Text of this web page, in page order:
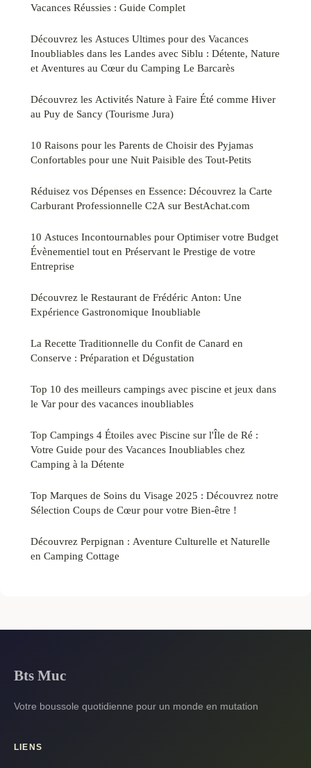
Vacances Réussies : Guide Complet
Découvrez les Astuces Ultimes pour des Vacances
Inoubliables dans les Landes avec Siblu : Détente, Nature
et Aventures au Cœur du Camping Le Barcarès
Découvrez les Activités Nature à Faire Été comme Hiver
au Puy de Sancy (Tourisme Jura)
10 Raisons pour les Parents de Choisir des Pyjamas
Confortables pour une Nuit Paisible des Tout-Petits
Réduisez vos Dépenses en Essence: Découvrez la Carte
Carburant Professionnelle C2A sur BestAchat.com
10 Astuces Incontournables pour Optimiser votre Budget
Évènementiel tout en Préservant le Prestige de votre
Entreprise
Découvrez le Restaurant de Frédéric Anton: Une
Expérience Gastronomique Inoubliable
La Recette Traditionnelle du Confit de Canard en
Conserve : Préparation et Dégustation
Top 10 des meilleurs campings avec piscine et jeux dans
le Var pour des vacances inoubliables
Top Campings 4 Étoiles avec Piscine sur l'Île de Ré :
Votre Guide pour des Vacances Inoubliables chez
Camping à la Détente
Top Marques de Soins du Visage 2025 : Découvrez notre
Sélection Coups de Cœur pour votre Bien-être !
Découvrez Perpignan : Aventure Culturelle et Naturelle
en Camping Cottage
Bts Muc
Votre boussole quotidienne pour un monde en mutation
LIENS